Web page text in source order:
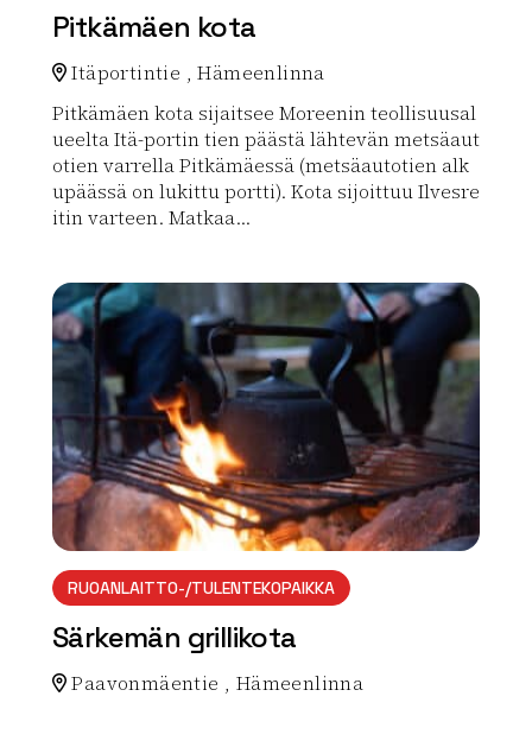
Pitkämäen kota
Itäportintie , Hämeenlinna
Pitkämäen kota sijaitsee Moreenin teollisuusal
ueelta Itä-portin tien päästä lähtevän metsäaut
otien varrella Pitkämäessä (metsäautotien alk
upäässä on lukittu portti). Kota sijoittuu Ilvesre
itin varteen. Matkaa...
array(0) { }
RUOANLAITTO-/TULENTEKOPAIKKA
Särkemän grillikota
Paavonmäentie , Hämeenlinna